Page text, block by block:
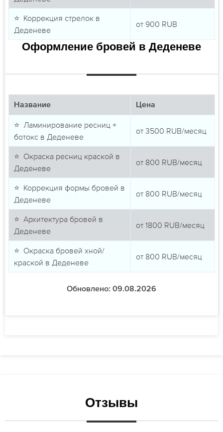
⭐ Коррекция стрелок в
Деденеве
от 900 RUB
Оформление бровей в Деденеве
Название Цена
⭐ Ламинирование ресниц +
ботокс в Деденеве
от 3500 RUB/месяц
⭐ Окраска ресниц краской в
Деденеве
от 800 RUB/месяц
⭐ Коррекция формы бровей в
Деденеве
от 800 RUB/месяц
⭐ Архитектура бровей в
Деденеве
от 1800 RUB/месяц
⭐ Окраска бровей хной/
краской в Деденеве
от 800 RUB/месяц
Обновлено: 09.08.2026
Отзывы